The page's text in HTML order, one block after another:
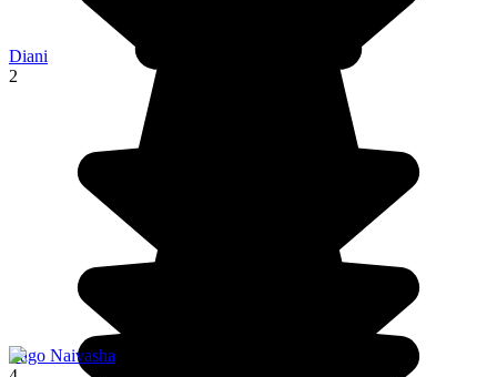
Diani
2
Lago Naivasha